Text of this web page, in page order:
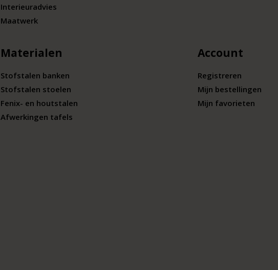
Interieuradvies
Maatwerk
Materialen
Stofstalen banken
Stofstalen stoelen
Fenix- en houtstalen
Afwerkingen tafels
Account
Registreren
Mijn bestellingen
Mijn favorieten